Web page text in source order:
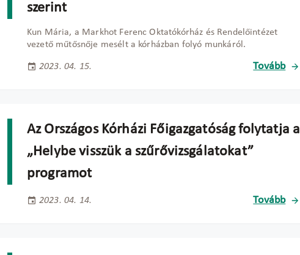
szerint
Kun Mária, a Markhot Ferenc Oktatókórház és Rendelőintézet
vezető műtősnője mesélt a kórházban folyó munkáról.
2023. 04. 15. Tovább
Az Országos Kórházi Főigazgatóság folytatja a
„Helybe visszük a szűrővizsgálatokat”
programot
2023. 04. 14. Tovább